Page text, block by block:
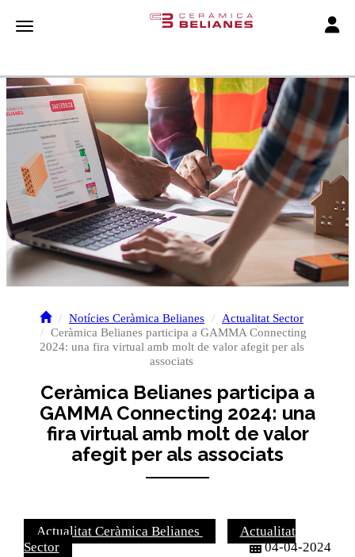
Toggle navigation
Notícies Ceràmica Belianes
Actualitat Sector
Ceràmica Belianes participa a GAMMA Connecting
2024: una fira virtual amb molt de valor afegit per als
associats
Ceràmica Belianes participa a
GAMMA Connecting 2024: una
fira virtual amb molt de valor
afegit per als associats
Actualitat Ceràmica Belianes
Actualitat
Sector
04-04-2024